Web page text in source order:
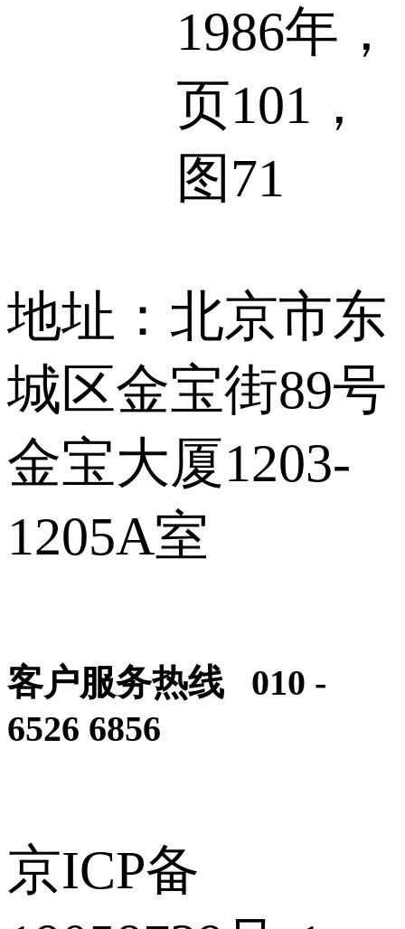
1986年，
页101，
图71
地址：北京市东
城区金宝街89号
金宝大厦1203-
1205A室
客户服务热线 010 -
6526 6856
京ICP备